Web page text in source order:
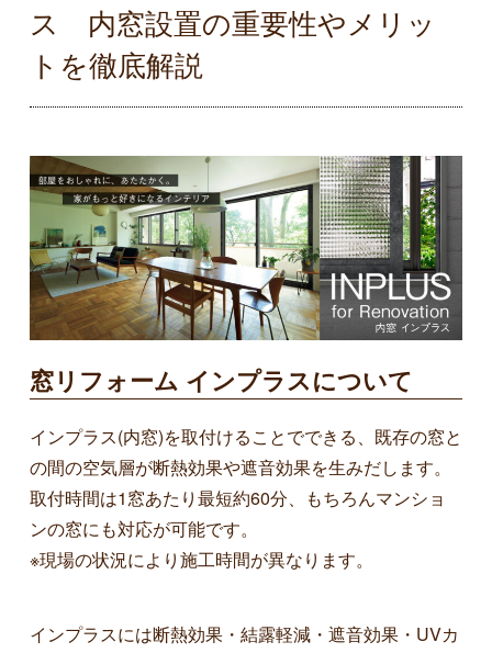
ス 内窓設置の重要性やメリッ
トを徹底解説
窓リフォーム インプラスについて
インプラス(内窓)を取付けることでできる、既存の窓と
の間の空気層が断熱効果や遮音効果を生みだします。
取付時間は1窓あたり最短約60分、もちろんマンショ
ンの窓にも対応が可能です。
※現場の状況により施工時間が異なります。
インプラスには断熱効果・結露軽減・遮音効果・UVカ